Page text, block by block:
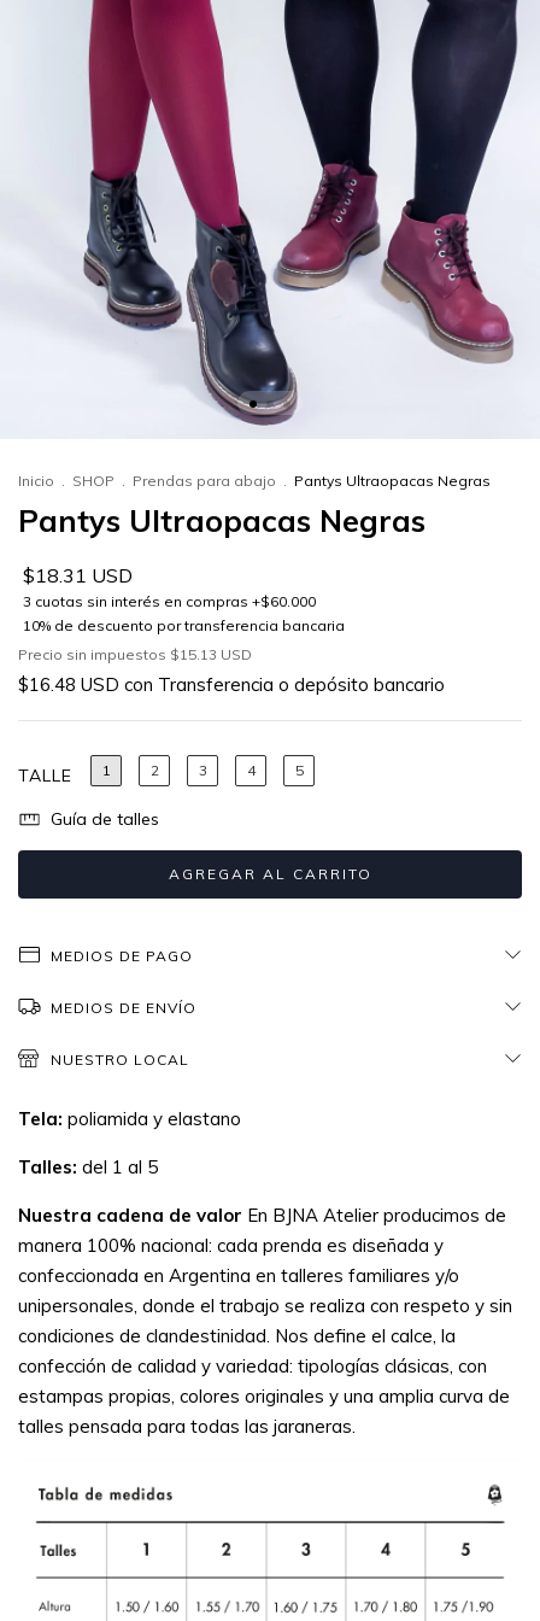
Inicio . SHOP . Prendas para abajo . Pantys Ultraopacas Negras
Pantys Ultraopacas Negras
$18.31 USD
Precio sin impuestos $15.13 USD
$16.48 USD con Transferencia o depósito bancario
TALLE 1 2 3 4 5
Guía de talles
MEDIOS DE PAGO
MEDIOS DE ENVÍO
NUESTRO LOCAL
Tela: poliamida y elastano
Talles: del 1 al 5
Nuestra cadena de valor En BJNA Atelier producimos de
manera 100% nacional: cada prenda es diseñada y
confeccionada en Argentina en talleres familiares y/o
unipersonales, donde el trabajo se realiza con respeto y sin
condiciones de clandestinidad. Nos define el calce, la
confección de calidad y variedad: tipologías clásicas, con
estampas propias, colores originales y una amplia curva de
talles pensada para todas las jaraneras.